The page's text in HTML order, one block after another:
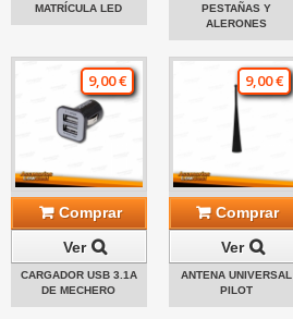
MATRÍCULA LED
PESTAÑAS Y
ALERONES
9,00 €
Comprar
Ver
CARGADOR USB 3.1A
DE MECHERO
9,00 €
Comprar
Ver
ANTENA UNIVERSAL
PILOT